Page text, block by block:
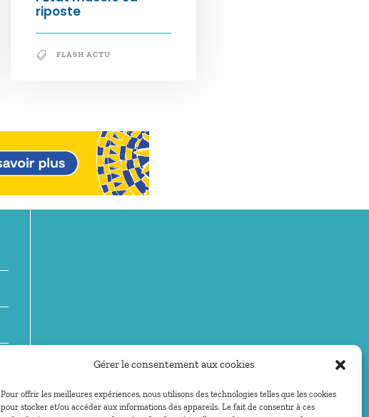
Gérer le consentement aux cookies
Pour offrir les meilleures expériences, nous utilisons des technologies telles que les cookies
pour stocker et/ou accéder aux informations des appareils. Le fait de consentir à ces
riposte
FLASH ACTU